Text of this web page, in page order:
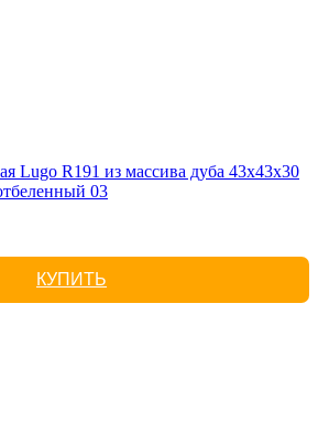
Lugo R191 из массива дуба 43х43х30
03
КУПИТЬ